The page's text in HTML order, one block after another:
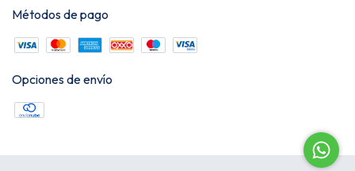
Métodos de pago
Opciones de envío